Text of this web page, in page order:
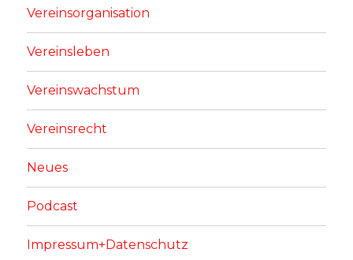
Vereinsorganisation
Vereinsleben
Vereinswachstum
Vereinsrecht
Neues
Podcast
Impressum+Datenschutz